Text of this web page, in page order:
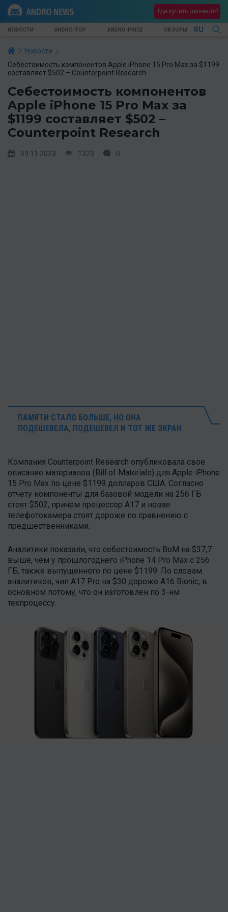
Где купить дешевле?
НОВОСТИ ANDRO-TOP ANDRO-PRICE ОБЗОРЫ RU
Новости
Себестоимость компонентов Apple iPhone 15 Pro Max за $1199
составляет $502 – Counterpoint Research
Себестоимость компонентов
Apple iPhone 15 Pro Max за
$1199 составляет $502 –
Counterpoint Research
09.11.2023 1323 0
ПАМЯТИ СТАЛО БОЛЬШЕ, НО ОНА
ПОДЕШЕВЕЛА, ПОДЕШЕВЕЛ И ТОТ ЖЕ ЭКРАН
Компания Counterpoint Research опубликовала свое
описание материалов (Bill of Materials) для Apple iPhone
15 Pro Max по цене $1199 долларов США. Согласно
отчету компоненты для базовой модели на 256 ГБ
стоят $502, причем процессор A17 и новая
телефотокамера стоят дороже по сравнению с
предшественниками.
Аналитики показали, что себестоимость BoM на $37,7
выше, чем у прошлогоднего iPhone 14 Pro Max с 256
ГБ, также выпущенного по цене $1199. По словам
аналитиков, чип A17 Pro на $30 дороже A16 Bionic, в
основном потому, что он изготовлен по 3-нм
техпроцессу.